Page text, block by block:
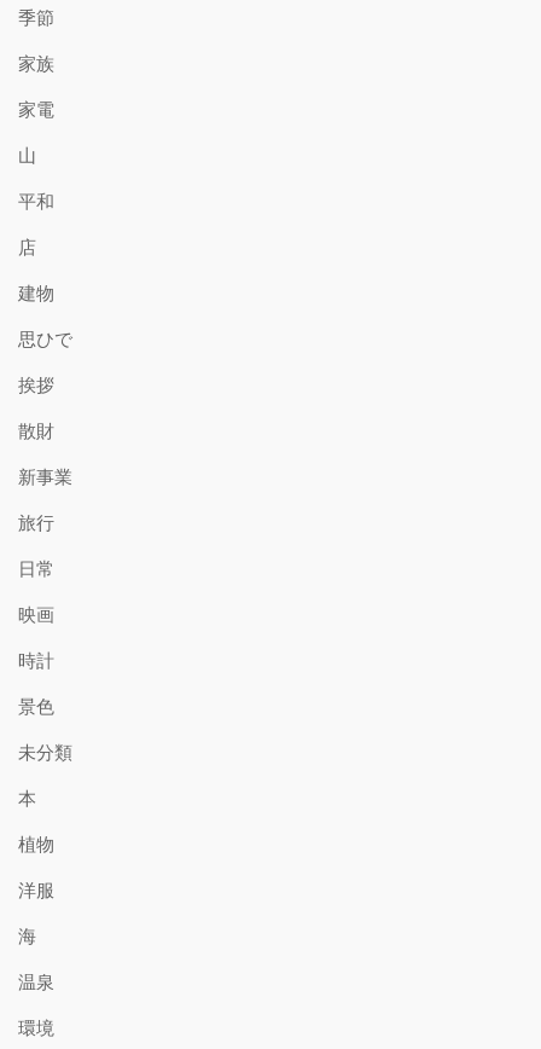
季節
家族
家電
山
平和
店
建物
思ひで
挨拶
散財
新事業
旅行
日常
映画
時計
景色
未分類
本
植物
洋服
海
温泉
環境